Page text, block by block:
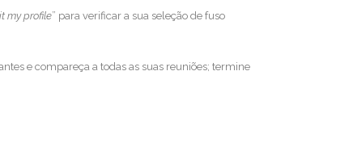
my profile” para verificar a sua seleção de fuso
e compareça a todas as suas reuniões; termine